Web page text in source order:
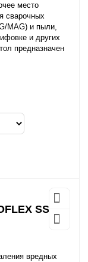
место
сварочных
MAG) и пыли,
и других
предназначен
SSZ-
вредных